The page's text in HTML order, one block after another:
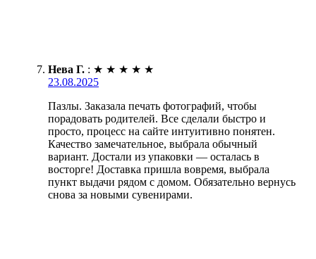
Нева Г. : ★ ★ ★ ★ ★
23.08.2025
Пазлы. Заказала печать фотографий, чтобы
порадовать родителей. Все сделали быстро и
просто, процесс на сайте интуитивно понятен.
Качество замечательное, выбрала обычный
вариант. Достали из упаковки — осталась в
восторге! Доставка пришла вовремя, выбрала
пункт выдачи рядом с домом. Обязательно вернусь
снова за новыми сувенирами.